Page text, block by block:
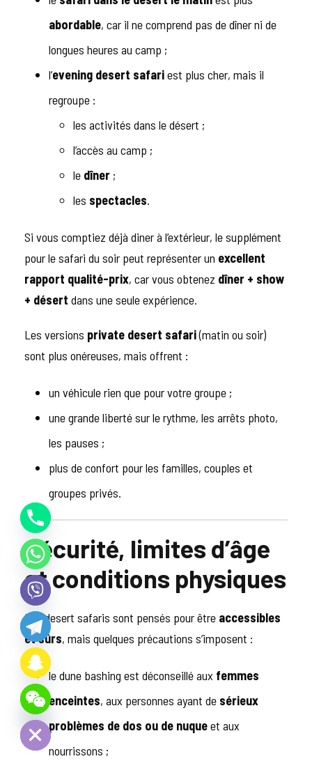
abordable, car il ne comprend pas de dîner ni de
longues heures au camp ;
l’evening desert safariest plus cher, mais il
regroupe :
les activités dans le désert ;
l’accès au camp ;
le dîner ;
les spectacles.
Si vous comptiez déjà diner à l’extérieur, le supplément
pour le safari du soir peut représenter un excellent
rapport qualité-prix, car vous obtenez dîner + show
+ désert dans une seule expérience.
Les versions private desert safari(matin ou soir)
sont plus onéreuses, mais offrent :
un véhicule rien que pour votre groupe ;
une grande liberté sur le rythme, les arrêts photo,
les pauses ;
plus de confort pour les familles, couples et
groupes privés.
Sécurité, limites d’âge
et conditions physiques
Les desert safaris sont pensés pour être accessibles
et sûrs, mais quelques précautions s’imposent :
le dune bashing est déconseillé aux femmes
enceintes, aux personnes ayant de sérieux
problèmes de dos ou de nuqueet aux
nourrissons ;
H
I
D
E
C
H
A
T
Y